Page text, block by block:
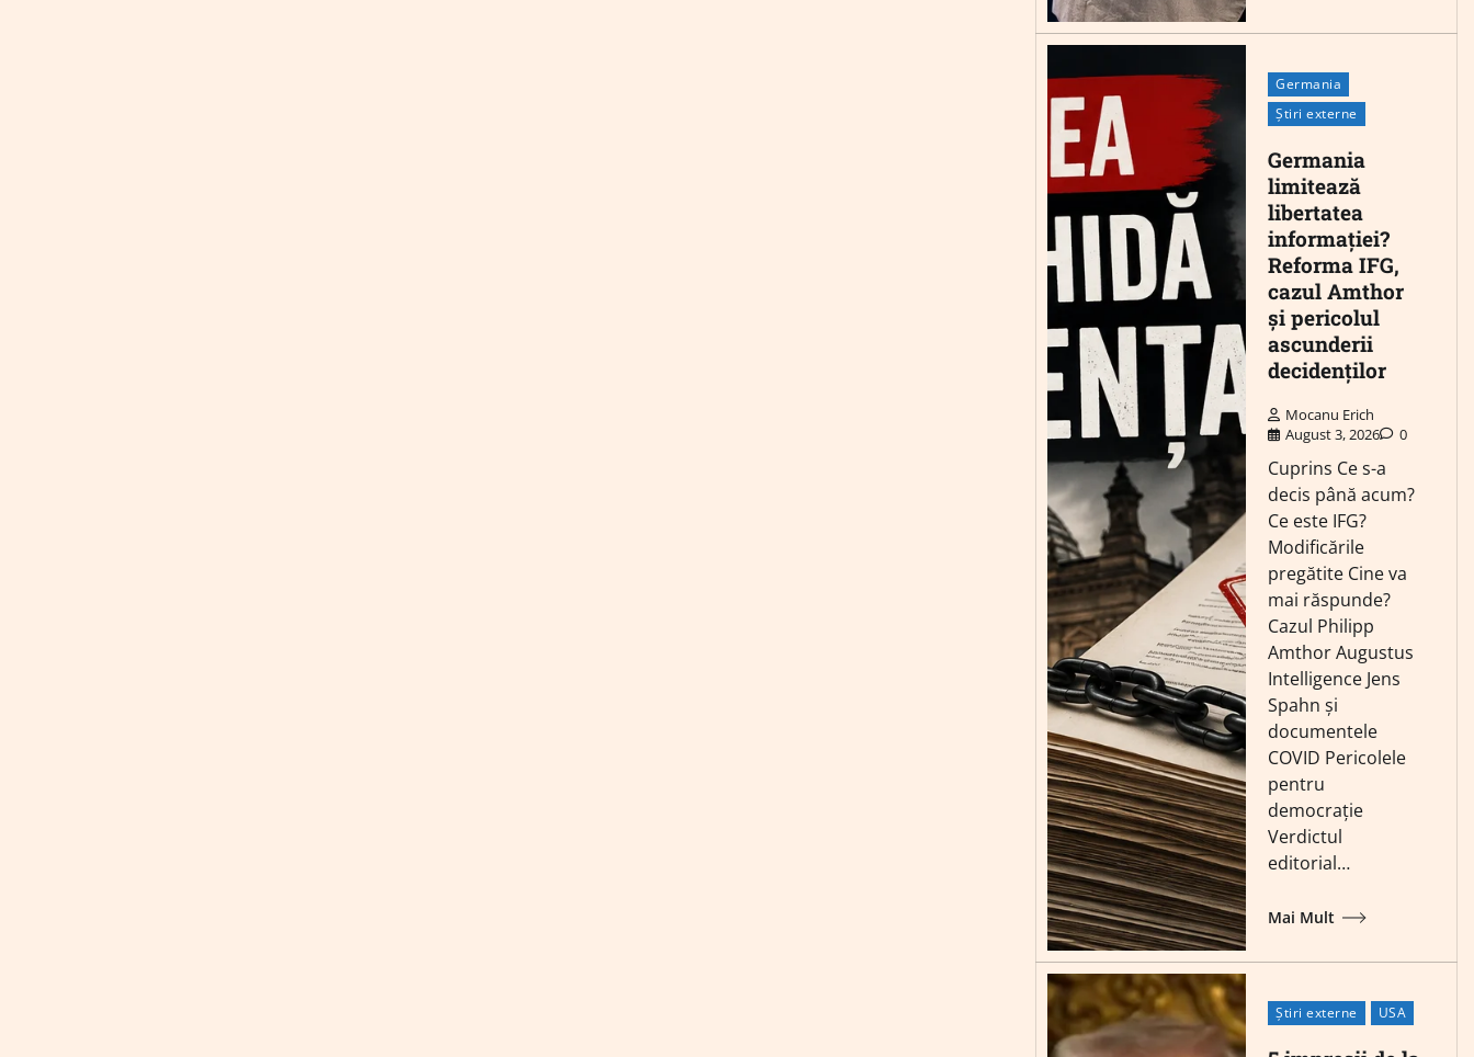
Germania
Știri externe
Germania
limitează
libertatea
informației?
Reforma IFG,
cazul Amthor
și pericolul
ascunderii
decidenților
Mocanu Erich
August 3, 2026
0
Cuprins Ce s-a
decis până acum?
Ce este IFG?
Modificările
pregătite Cine va
mai răspunde?
Cazul Philipp
Amthor Augustus
Intelligence Jens
Spahn și
documentele
COVID Pericolele
pentru
democrație
Verdictul
editorial…
Mai Mult
Știri externe USA